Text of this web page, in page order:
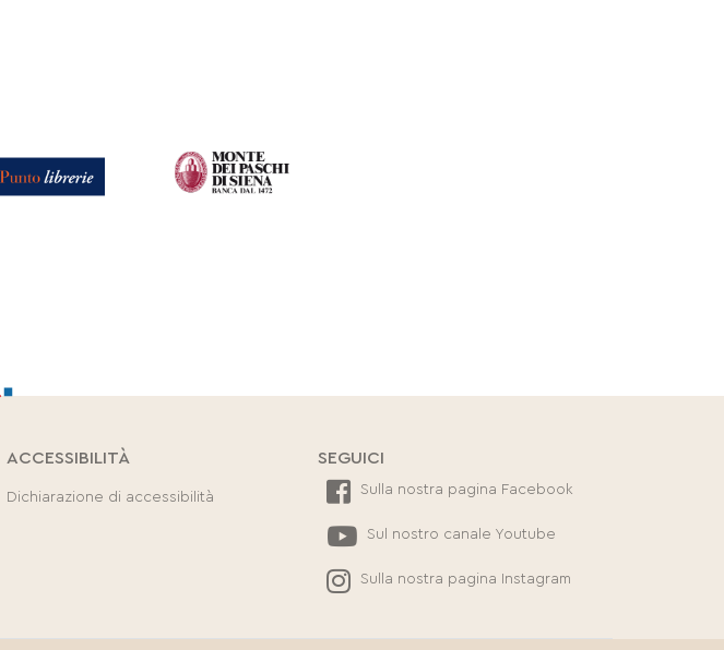
ACCESSIBILITÀ
Dichiarazione di accessibilità
SEGUICI
Sulla nostra pagina Facebook
Sul nostro canale Youtube
Sulla nostra pagina Instagram